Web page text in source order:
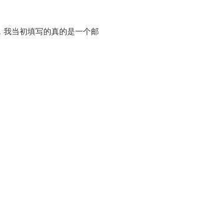
我当初填写的真的是一个邮